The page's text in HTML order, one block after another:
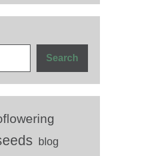
Search
blog